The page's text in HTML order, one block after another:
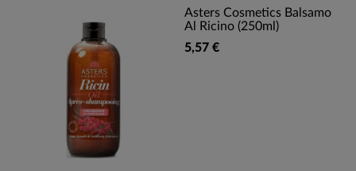
Asters Cosmetics Balsamo
Al Ricino (250ml)
5,57 €